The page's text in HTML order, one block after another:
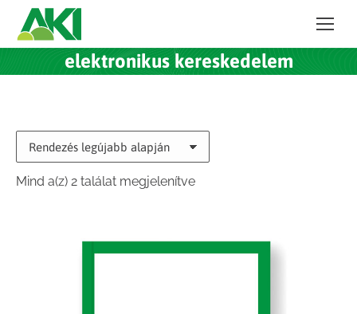
elektronikus kereskedelem
Mind a(z) 2 találat megjelenítveSorted